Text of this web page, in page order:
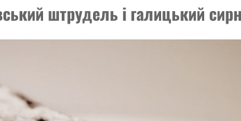
штрудель і галицький